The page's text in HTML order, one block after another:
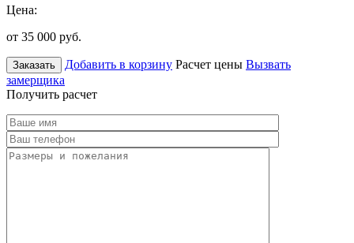
Цена:
от 35 000 руб.
Заказать Добавить в корзину Расчет цены Вызвать
замерщика
Получить расчет